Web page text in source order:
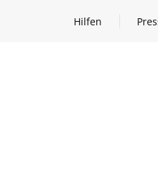
Hilfen
Hilfen öffnen